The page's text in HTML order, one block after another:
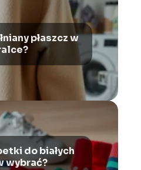
płaszcz w
do białych
wybrać?